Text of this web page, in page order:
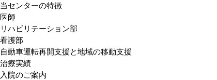
当センターの特徴
医師
リハビリテーション部
看護部
自動車運転再開支援と地域の移動支援
治療実績
入院のご案内